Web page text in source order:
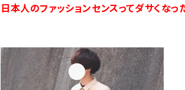
日本人のファッションセンスってダサくなっ